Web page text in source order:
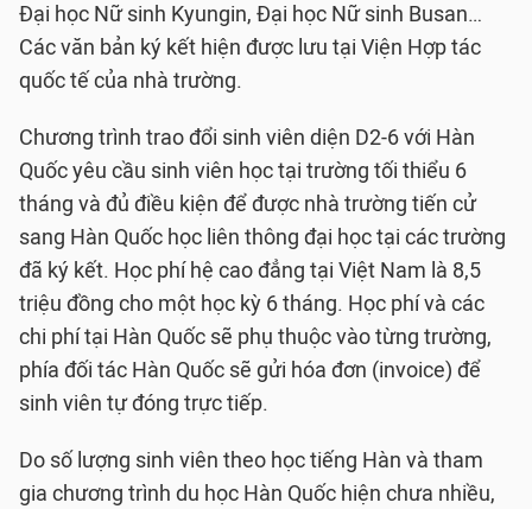
Đại học Nữ sinh Kyungin, Đại học Nữ sinh Busan…
Các văn bản ký kết hiện được lưu tại Viện Hợp tác
quốc tế của nhà trường.
Chương trình trao đổi sinh viên diện D2-6 với Hàn
Quốc yêu cầu sinh viên học tại trường tối thiểu 6
tháng và đủ điều kiện để được nhà trường tiến cử
sang Hàn Quốc học liên thông đại học tại các trường
đã ký kết. Học phí hệ cao đẳng tại Việt Nam là 8,5
triệu đồng cho một học kỳ 6 tháng. Học phí và các
chi phí tại Hàn Quốc sẽ phụ thuộc vào từng trường,
phía đối tác Hàn Quốc sẽ gửi hóa đơn (invoice) để
sinh viên tự đóng trực tiếp.
Do số lượng sinh viên theo học tiếng Hàn và tham
gia chương trình du học Hàn Quốc hiện chưa nhiều,